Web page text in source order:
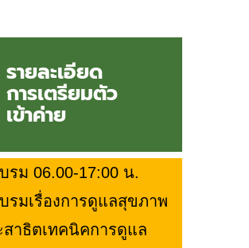
รายละเอียด
การเตรียมตัว
เข้าค่าย
รม 06.00-17:00 น.
รมเรื่องการดูแลสุขภาพ
สาธิตเทคนิคการดูแล